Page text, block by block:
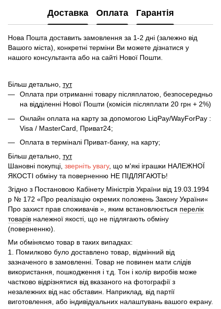
Доставка Оплата Гарантія
Нова Пошта доставить замовлення за 1-2 дні (залежно від
Вашого міста), конкретні терміни Ви можете дізнатися у
нашого консультанта або на сайті Нової Пошти.
Більш детально, тут
Оплата при отриманні товару післяплатою, безпосередньо
на відділенні Нової Пошти (комісія післяплати 20 грн + 2%)
Онлайн оплата на карту за допомогою LiqPay/WayForPay :
Visa / MasterCard, Приват24;
Оплата в терміналі Приват-банку, на карту;
Більш детально, тут
Шановні покупці, зверніть увагу, що м'які іграшки НАЛЕЖНОЇ
ЯКОСТІ обміну та поверненню НЕ ПІДЛЯГАЮТЬ!
Згідно з Постановою Кабінету Міністрів України від 19.03.1994
р № 172 «Про реалізацію окремих положень Закону України«
Про захист прав споживачів », яким встановлюється перелік
товарів належної якості, що не підлягають обміну
(поверненню).
Ми обміняємо товар в таких випадках:
1. Помилково було доставлено товар, відмінний від
зазначеного в замовленні. Товар не повинен мати слідів
використання, пошкодження і т.д. Тон і колір виробів може
частково відрізнятися від вказаного на фотографії з
незалежних від нас обставин. Наприклад, від партії
виготовлення, або індивідуальних налаштувань вашого екрану.